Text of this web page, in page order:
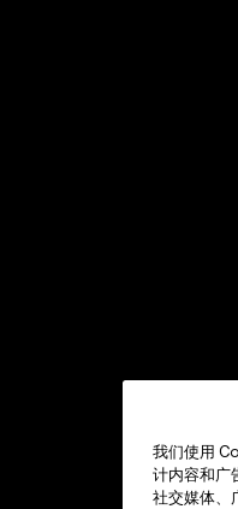
我们使用
计内容和广
社交媒体、